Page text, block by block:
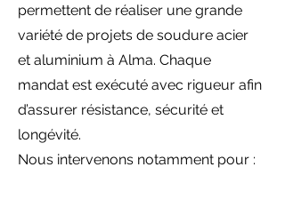
permettent de réaliser une grande
variété de projets de soudure acier
et aluminium à Alma. Chaque
mandat est exécuté avec rigueur afin
d’assurer résistance, sécurité et
longévité.
Nous intervenons notamment pour :